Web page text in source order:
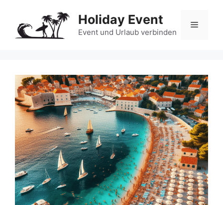
springen
Holiday Event
Event und Urlaub verbinden
Menü